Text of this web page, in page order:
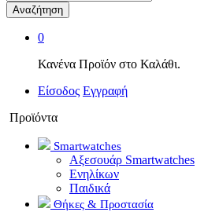
Αναζήτηση
0
Κανένα Προϊόν στο Καλάθι.
Είσοδος Εγγραφή
Προϊόντα
Smartwatches
Αξεσουάρ Smartwatches
Ενηλίκων
Παιδικά
Θήκες & Προστασία